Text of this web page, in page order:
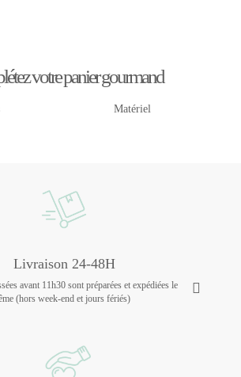
votre panier gourmand
Matériel
Livraison 24-48H
avant 11h30 sont préparées et expédiées le
(hors week-end et jours fériés)